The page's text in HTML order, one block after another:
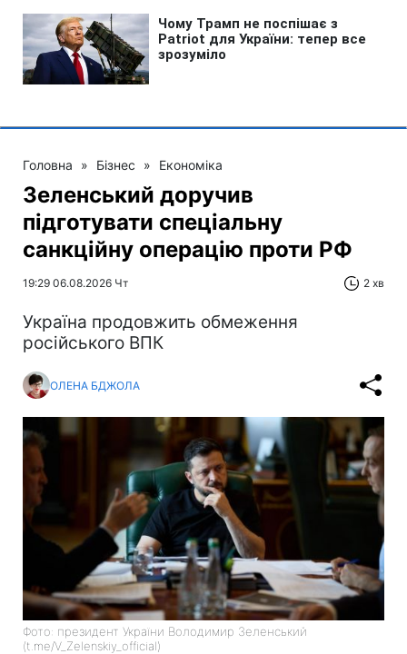
Головна » Бізнес » Економіка
Зеленський доручив
підготувати спеціальну
санкційну операцію проти РФ
19:29 06.08.2026 Чт 2 хв
Україна продовжить обмеження
російського ВПК
ОЛЕНА БДЖОЛА
Фото: президент України Володимир Зеленський
(t.me/V_Zelenskiy_official)